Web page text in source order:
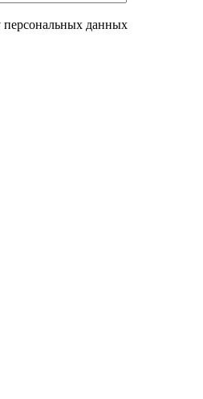
персональных данных